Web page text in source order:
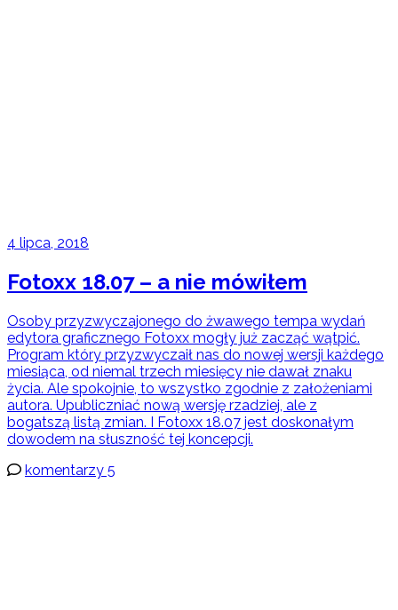
4 lipca, 2018
Fotoxx 18.07 – a nie mówiłem
Osoby przyzwyczajonego do żwawego tempa wydań
edytora graficznego Fotoxx mogły już zacząć wątpić.
Program który przyzwyczaił nas do nowej wersji każdego
miesiąca, od niemal trzech miesięcy nie dawał znaku
życia. Ale spokojnie, to wszystko zgodnie z założeniami
autora. Upubliczniać nową wersję rzadziej, ale z
bogatszą listą zmian. I Fotoxx 18.07 jest doskonałym
dowodem na słuszność tej koncepcji.
komentarzy 5